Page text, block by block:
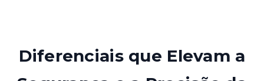
Diferenciais que Elevam a